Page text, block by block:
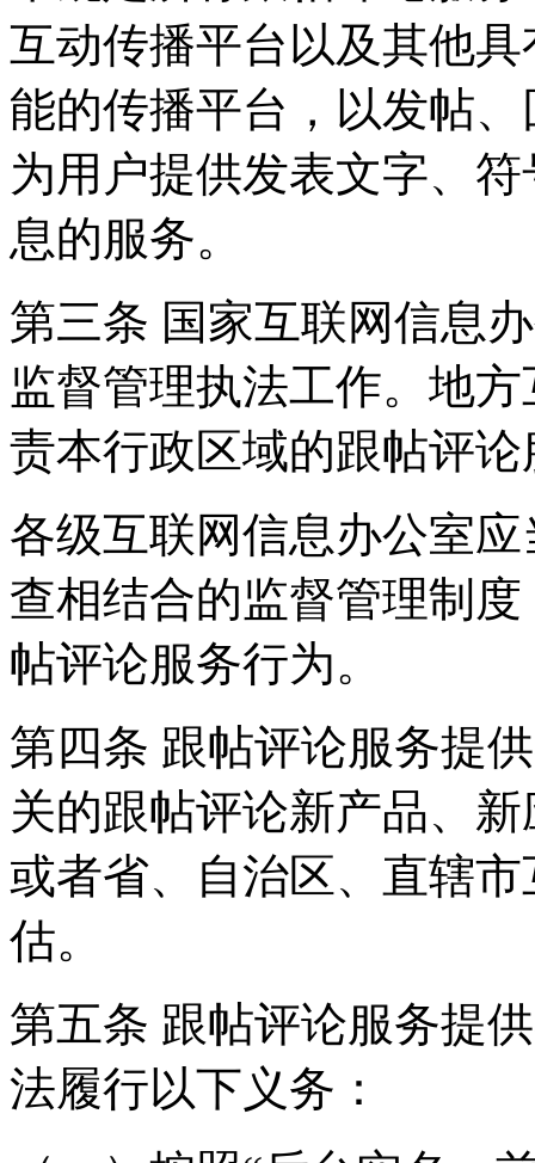
互动传播平台以及其他
能的传播平台，以发帖
为用户提供发表文字、
息的服务。
第三条 国家互联网信息
监督管理执法工作。地
责本行政区域的跟帖评
各级互联网信息办公室
查相结合的监督管理制
帖评论服务行为。
第四条 跟帖评论服务提
关的跟帖评论新产品、
或者省、自治区、直辖
估。
第五条 跟帖评论服务提
法履行以下义务：